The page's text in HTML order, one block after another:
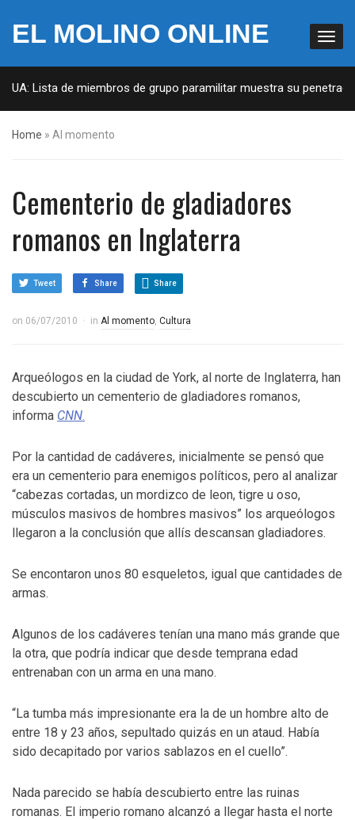
EL MOLINO ONLINE
Lista de miembros de grupo paramilitar muestra su
Home » Al momento
Cementerio de gladiadores
romanos en Inglaterra
Tweet Share Share
on 06/07/2010 in Al momento, Cultura
Arqueólogos en la ciudad de York, al norte de Inglaterra, han
descubierto un cementerio de gladiadores romanos,
informa CNN.
Por la cantidad de cadáveres, inicialmente se pensó que
era un cementerio para enemigos políticos, pero al analizar
“cabezas cortadas, un mordizco de leon, tigre u oso,
músculos masivos de hombres masivos” los arqueólogos
llegaron a la conclusión que allís descansan gladiadores.
Se encontaron unos 80 esqueletos, igual que cantidades de
armas.
Algunos de los cadáveres tenían una mano más grande que
la otra, que podría indicar que desde temprana edad
entrenaban con un arma en una mano.
“La tumba más impresionante era la de un hombre alto de
entre 18 y 23 años, sepultado quizás en un ataud. Había
sido decapitado por varios sablazos en el cuello”.
Nada parecido se había descubierto entre las ruinas
romanas. El imperio romano alcanzó a llegar hasta el norte